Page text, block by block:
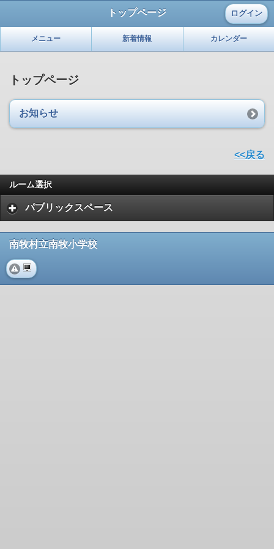
トップページ ログイン
メニュー 新着情報 カレンダー
トップページ
お知らせ
<<戻る
ルーム選択
パブリックスペース
南牧村立南牧小学校